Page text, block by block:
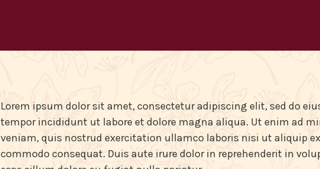
Lorem ipsum dolor sit amet, consectetur adipiscing elit, sed do
tempor incididunt ut labore et dolore magna aliqua. Ut enim ad
veniam, quis nostrud exercitation ullamco laboris nisi ut aliquip
commodo consequat. Duis aute irure dolor in reprehenderit in